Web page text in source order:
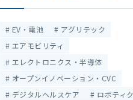
EV・電池
アグリテック
エアモビリティ
エレクトロニクス・半導体
オープンイノベーション・CVC
デジタルヘルスケア
ロボティ